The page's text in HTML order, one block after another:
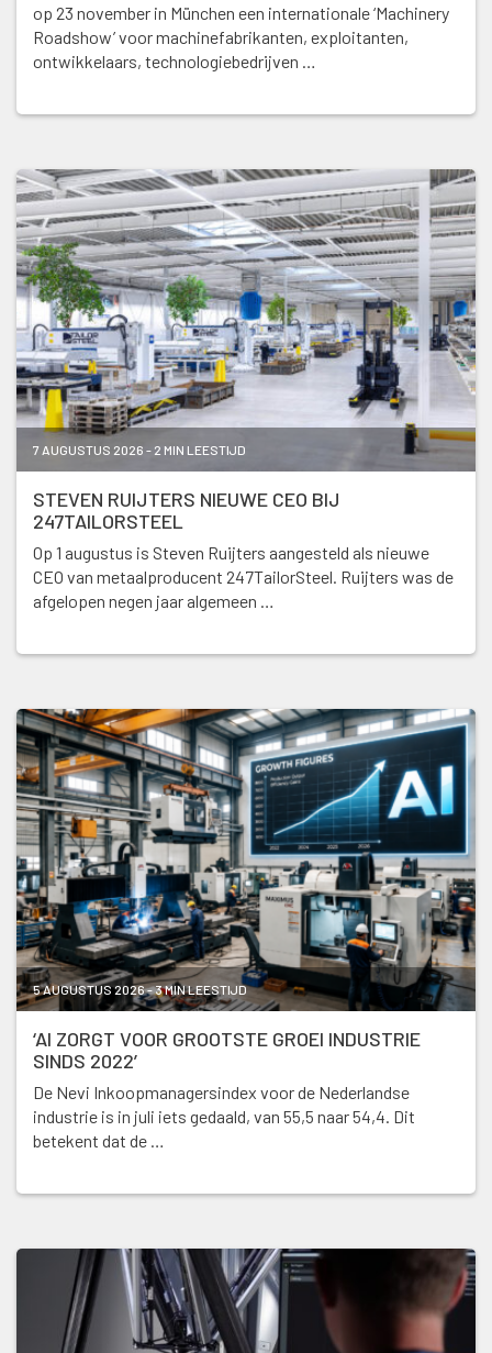
op 23 november in München een internationale ‘Machinery
Roadshow’ voor machinefabrikanten, exploitanten,
ontwikkelaars, technologiebedrijven …
7 AUGUSTUS 2026 - 2 MIN LEESTIJD
STEVEN RUIJTERS NIEUWE CEO BIJ
247TAILORSTEEL
Op 1 augustus is Steven Ruijters aangesteld als nieuwe
CEO van metaalproducent 247TailorSteel. Ruijters was de
afgelopen negen jaar algemeen …
5 AUGUSTUS 2026 - 3 MIN LEESTIJD
‘AI ZORGT VOOR GROOTSTE GROEI INDUSTRIE
SINDS 2022’
De Nevi Inkoopmanagersindex voor de Nederlandse
industrie is in juli iets gedaald, van 55,5 naar 54,4. Dit
betekent dat de …